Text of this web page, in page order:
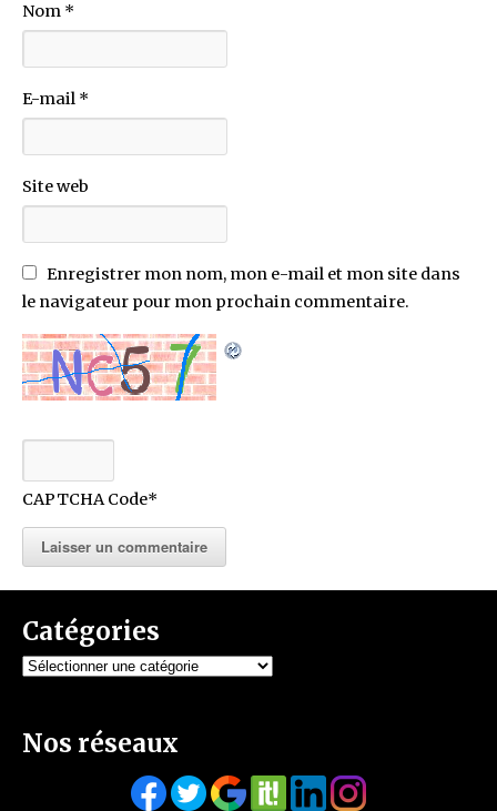
Nom *
E-mail *
Site web
Enregistrer mon nom, mon e-mail et mon site dans
le navigateur pour mon prochain commentaire.
CAPTCHA Code*
Catégories
Catégories
Nos réseaux